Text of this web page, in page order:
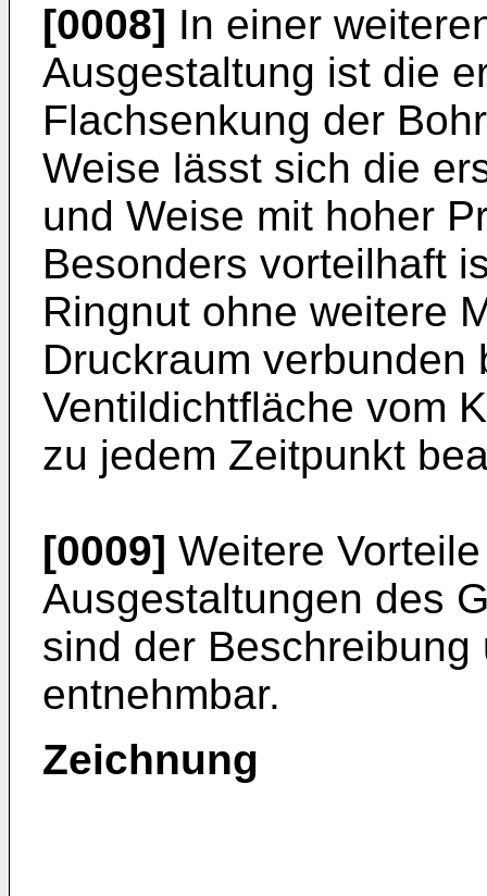
[0008] In einer
Ausgestaltung ist die
Flachsenkung der
Weise lässt sich die
und Weise mit hoher
Besonders vorteilhaft
Ringnut ohne weitere
Druckraum verbunden
Ventildichtfläche vom
zu jedem Zeitpunkt
[0009] Weitere
Ausgestaltungen des
sind der
entnehmbar.
Zeichnung